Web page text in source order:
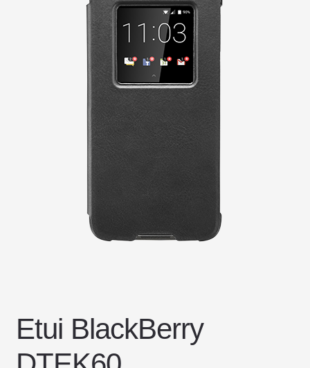
BEZPIECZNE PŁATNOŚCI
DOSTAWA I ZWROTY
POLITYKA PRYWATNOŚCI
Etui BlackBerry